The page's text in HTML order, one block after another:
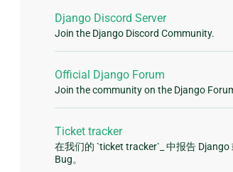
Django Discord Server
Join the Django Discord Community.
Official Django Forum
Join the community on the Django
Ticket tracker
在我们的 `ticket tracker`_ 中报告 Django
Bug。